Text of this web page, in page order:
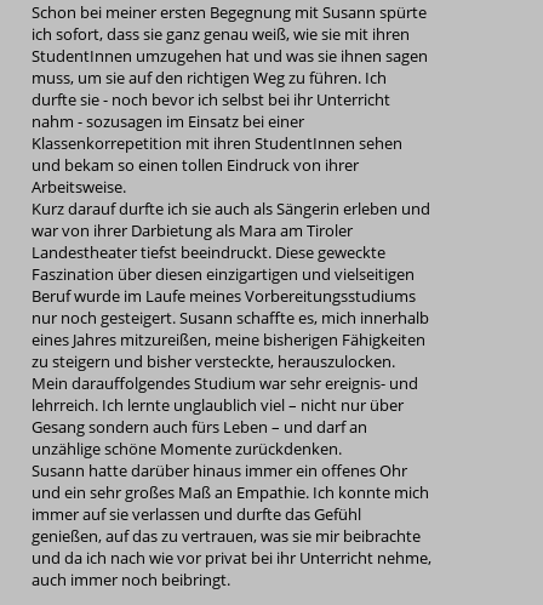
Schon bei meiner ersten Begegnung mit Susann spürte
ich sofort, dass sie ganz genau weiß, wie sie mit ihren
StudentInnen umzugehen hat und was sie ihnen sagen
muss, um sie auf den richtigen Weg zu führen. Ich
durfte sie - noch bevor ich selbst bei ihr Unterricht
nahm - sozusagen im Einsatz bei einer
Klassenkorrepetition mit ihren StudentInnen sehen
und bekam so einen tollen Eindruck von ihrer
Arbeitsweise.
Kurz darauf durfte ich sie auch als Sängerin erleben und
war von ihrer Darbietung als Mara am Tiroler
Landestheater tiefst beeindruckt. Diese geweckte
Faszination über diesen einzigartigen und vielseitigen
Beruf wurde im Laufe meines Vorbereitungsstudiums
nur noch gesteigert. Susann schaffte es, mich innerhalb
eines Jahres mitzureißen, meine bisherigen Fähigkeiten
zu steigern und bisher versteckte, herauszulocken.
Mein darauffolgendes Studium war sehr ereignis- und
lehrreich. Ich lernte unglaublich viel – nicht nur über
Gesang sondern auch fürs Leben – und darf an
unzählige schöne Momente zurückdenken.
Susann hatte darüber hinaus immer ein offenes Ohr
und ein sehr großes Maß an Empathie. Ich konnte mich
immer auf sie verlassen und durfte das Gefühl
genießen, auf das zu vertrauen, was sie mir beibrachte
und da ich nach wie vor privat bei ihr Unterricht nehme,
auch immer noch beibringt.